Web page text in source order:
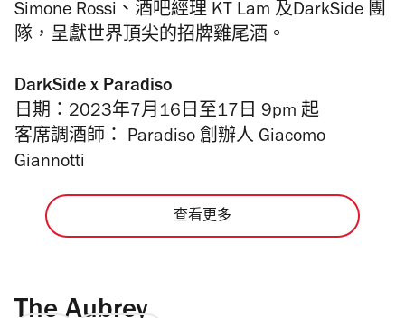
Simone Rossi、酒吧經理 KT Lam 及DarkSide 團
隊，呈獻世界頂尖的招牌雞尾酒。
DarkSide x Paradiso
日期：2023年7月16日至17日 9pm 起
客席調酒師： Paradiso 創辦人 Giacomo
Giannotti
查看更多
The Aubrey